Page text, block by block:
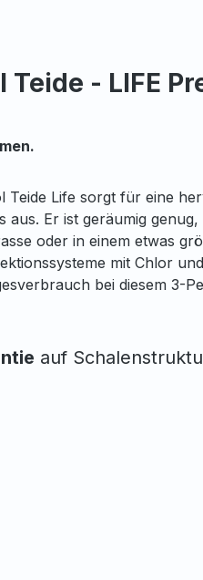
- LIFE
Life sorgt für eine
Er ist geräumig
oder in einem etwas
mit Chlor
bei diesem 3-
auf